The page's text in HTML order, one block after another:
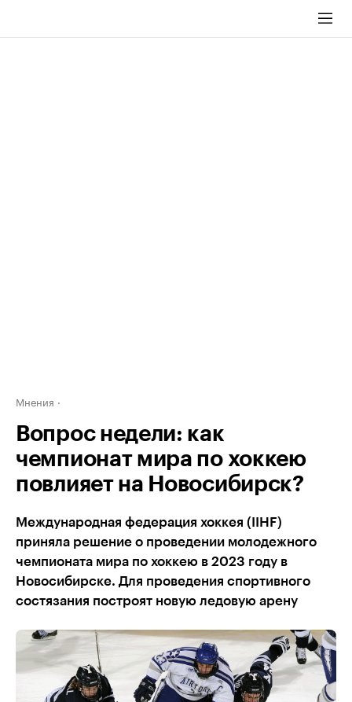
Мнения
Вопрос недели: как
чемпионат мира по хоккею
повлияет на Новосибирск?
Международная федерация хоккея (IIHF)
приняла решение о проведении молодежного
чемпионата мира по хоккею в 2023 году в
Новосибирске. Для проведения спортивного
состязания построят новую ледовую арену